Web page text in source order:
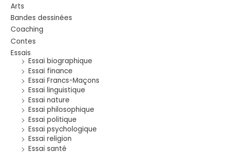
Arts
Bandes dessinées
Coaching
Contes
Essais
Essai biographique
Essai finance
Essai Francs-Maçons
Essai linguistique
Essai nature
Essai philosophique
Essai politique
Essai psychologique
Essai religion
Essai santé